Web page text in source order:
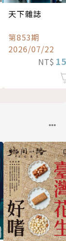
天下雜誌
第853期
2026/07/22
NT$